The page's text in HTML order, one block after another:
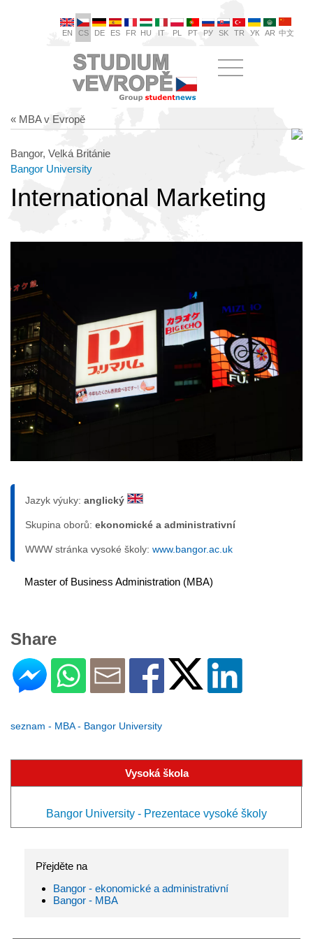
EN CS DE ES FR HU IT PL PT РУ SK TR УК AR 中文
« MBA v Evropě
Bangor, Velká Británie
Bangor University
International Marketing
Jazyk výuky: anglický
Skupina oborů: ekonomické a administrativní
WWW stránka vysoké školy: www.bangor.ac.uk
Master of Business Administration (MBA)
Share
seznam - MBA - Bangor University
Vysoká škola
Bangor University - Prezentace vysoké školy
Přejděte na
Bangor - ekonomické a administrativní
Bangor - MBA